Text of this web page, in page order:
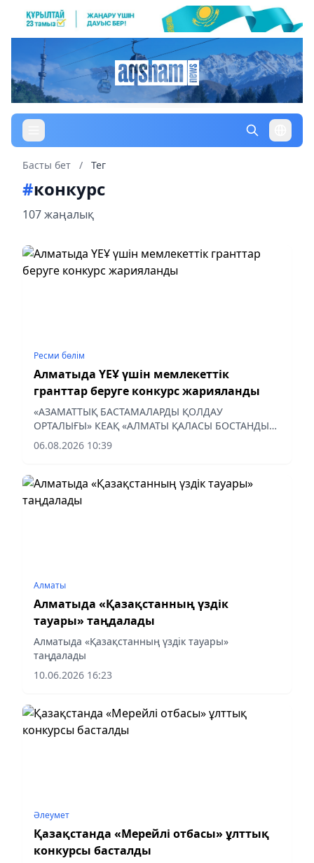
Басты бет / Тег
#конкурс
107 жаңалық
Ресми бөлім
Алматыда ҮЕҰ үшін мемлекеттік
гранттар беруге конкурс жарияланды
«АЗАМАТТЫҚ БАСТАМАЛАРДЫ ҚОЛДАУ
ОРТАЛЫҒЫ» КЕАҚ «АЛМАТЫ ҚАЛАСЫ БОСТАНДЫҚ
АУДАНЫ ӘКІМІНІҢ АППАРАТЫ» ММ ТАПСЫРЫСЫ
БОЙЫНША ҮКІМЕТТІК ЕМЕС ҰЙЫМДАРҒА
БЕРУГЕ КОНКУРС ЖАРИЯЛАЙДЫ
06.08.2026 10:39
Алматы
Алматыда «Қазақстанның үздік
тауары» таңдалады
Алматыда «Қазақстанның үздік тауары»
таңдалады
10.06.2026 16:23
Әлеумет
Қазақстанда «Мерейлі отбасы» ұлттық
конкурсы басталды